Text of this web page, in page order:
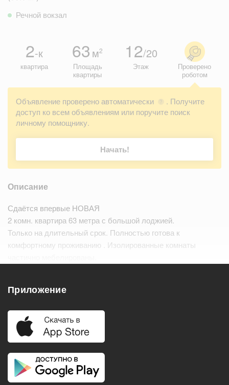
Речной вокзал
2-к
квартира
63 м2
Площадь
квартиры
12/20
Этаж
Проверено
роботом
Объявление проверено автоматически ?
. Получите
доступ ко всем объявлениям или поручите поиск
личному помощнику.
Начать!
Описание
Сдаётся впервые НОВАЯ
2 комн. квартира 63 метра с большой лоджией.
Только на длительный срок. Полностью готова к
комфортному проживанию . Изолированные комнаты
Удобства
Балкон
Холодильник
Телевизор
Кондиционер
Приложение